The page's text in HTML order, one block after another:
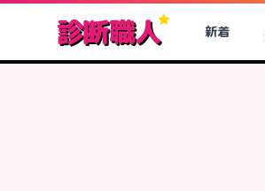
診断職人 新着